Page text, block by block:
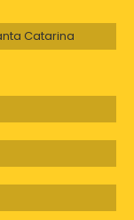
Catarina